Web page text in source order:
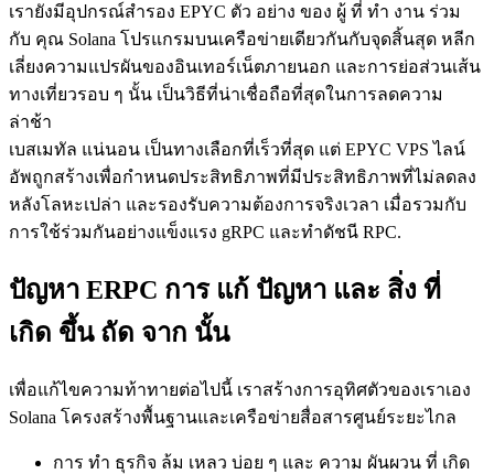
เรายังมีอุปกรณ์สํารอง EPYC ตัว อย่าง ของ ผู้ ที่ ทํา งาน ร่วม
กับ คุณ Solana โปรแกรมบนเครือข่ายเดียวกันกับจุดสิ้นสุด หลีก
เลี่ยงความแปรผันของอินเทอร์เน็ตภายนอก และการย่อส่วนเส้น
ทางเที่ยวรอบ ๆ นั้น เป็นวิธีที่น่าเชื่อถือที่สุดในการลดความ
ล่าช้า
เบสเมทัล แน่นอน เป็นทางเลือกที่เร็วที่สุด แต่ EPYC VPS ไลน์
อัพถูกสร้างเพื่อกําหนดประสิทธิภาพที่มีประสิทธิภาพที่ไม่ลดลง
หลังโลหะเปล่า และรองรับความต้องการจริงเวลา เมื่อรวมกับ
การใช้ร่วมกันอย่างแข็งแรง gRPC และทําดัชนี RPC.
ปัญหา ERPC การ แก้ ปัญหา และ สิ่ง ที่
เกิด ขึ้น ถัด จาก นั้น
เพื่อแก้ไขความท้าทายต่อไปนี้ เราสร้างการอุทิศตัวของเราเอง
Solana โครงสร้างพื้นฐานและเครือข่ายสื่อสารศูนย์ระยะไกล
การ ทํา ธุรกิจ ล้ม เหลว บ่อย ๆ และ ความ ผันผวน ที่ เกิด